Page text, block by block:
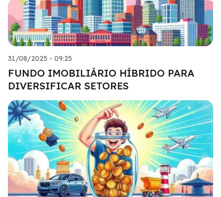
31/08/2025 - 09:25
FUNDO IMOBILIÁRIO HÍBRIDO PARA
DIVERSIFICAR SETORES